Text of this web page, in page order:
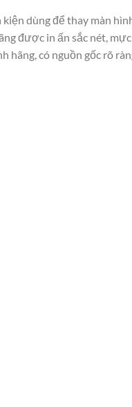
dùng để thay màn
được in ấn sắc nét,
hãng, có nguồn gốc rõ